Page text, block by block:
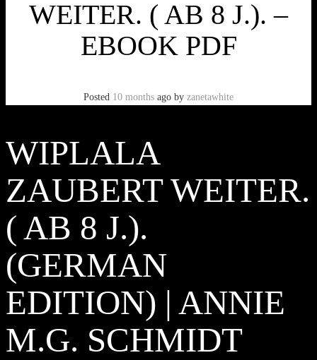
WEITER. ( AB 8 J.). –
EBOOK PDF
Posted 10 months ago by zanetawhite
WIPLALA
ZAUBERT WEITER.
( AB 8 J.).
(GERMAN
EDITION) | ANNIE
M.G. SCHMIDT